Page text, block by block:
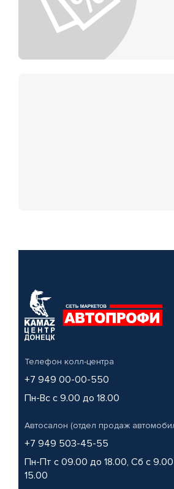
Телефон колл-центра
+7 949 00-00-550
Пн-Вс с 9.00 до 18.00
Автосалон (отдел продаж
+7 949 503-45-55
Пн-Пт с 09.00 до 18.00, Сб с
15.00